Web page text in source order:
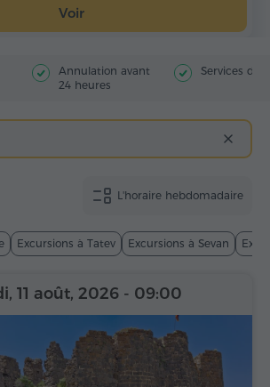
Voir
Annulation avant
24 heures
Services du
L'horaire hebdomadaire
Excursions à Tatev Excursions à Sevan
11 août, 2026 - 09:00